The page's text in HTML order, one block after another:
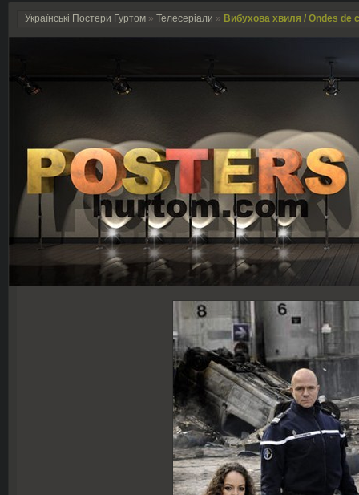
Українські Постери Гуртом » Телесеріали » Вибухова хвиля / Ondes de